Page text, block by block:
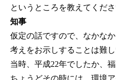
というところを教えてくださ
知事
仮定の話ですので、なかな
考えをお示しすることは難
当時、平成22年でしたか、